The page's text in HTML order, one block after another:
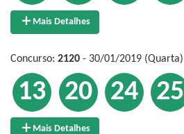
Mais Detalhes
Concurso: 2120 - 30/01/2019 (Quarta)
13 20 24 25
Mais Detalhes